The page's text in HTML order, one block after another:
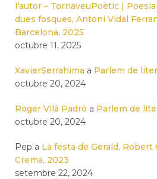
l’autor – TornaveuPoètic |
dues fosques, Antoni Vidal
Barcelona, 2025
octubre 11, 2025
XavierSerrahima a Parlem de
octubre 20, 2024
Roger Vilà Padró a Parlem de
octubre 20, 2024
Pep a La festa de Gerald, Robert
Crema, 2023
setembre 22, 2024